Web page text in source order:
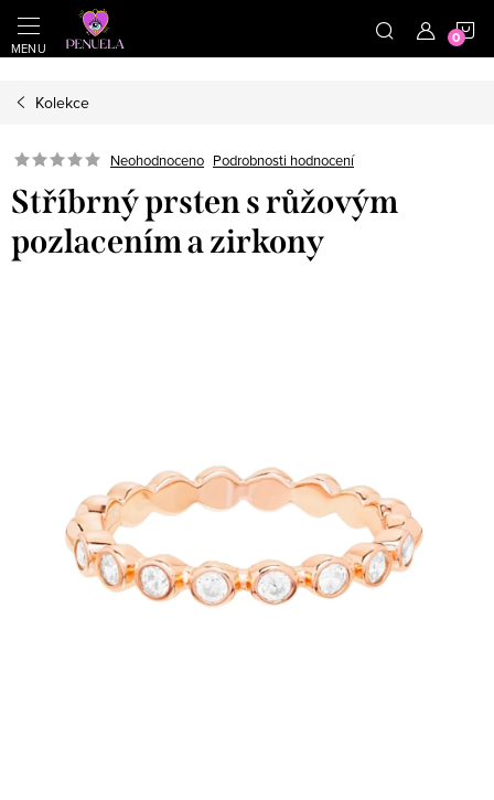
https://cz.pinterest.com/shoppenuela/
Přejít na obsah
Kolekce
Neohodnoceno Podrobnosti hodnocení
Stříbrný prsten s růžovým
pozlacením a zirkony